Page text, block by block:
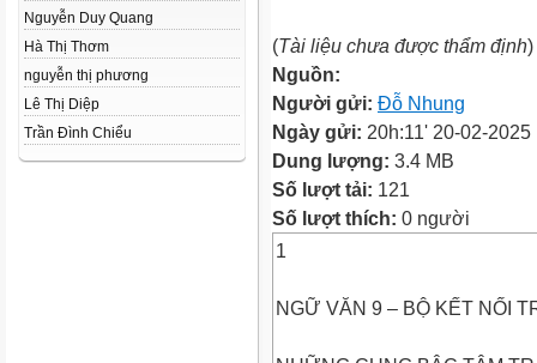
Nguyễn Duy Quang
Hà Thị Thơm
nguyễn thị phương
Lê Thị Diệp
Trần Đình Chiểu
(Tài liệu chưa được thẩm định)
Nguồn:
Người gửi: Đỗ Nhung
Ngày gửi: 20h:11' 20-02-2025
Dung lượng: 3.4 MB
Số lượt tải: 121
Số lượt thích: 0 người
1
NGỮ VĂN 9 – BỘ KẾT NỐI